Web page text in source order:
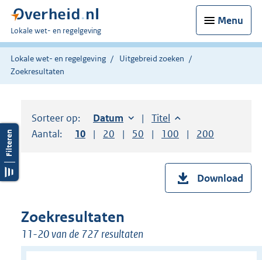
Menu
U
bent
hier:
Lokale wet- en regelgeving
Lokale wet- en regelgeving
Uitgebreid zoeken
Zoekresultaten
Sorteer op: Sorteer op:
Datum oplopendSorteer op:
Titel oplopend
Aantal:
Toon
10 resultaten per pagina
Toon
20 resultaten per pagina
Toon
50 resultaten per pagina
Toon
100 resultaten per
Toon
200
Download
Zoekresultaten
11-20 van de 727 resultaten